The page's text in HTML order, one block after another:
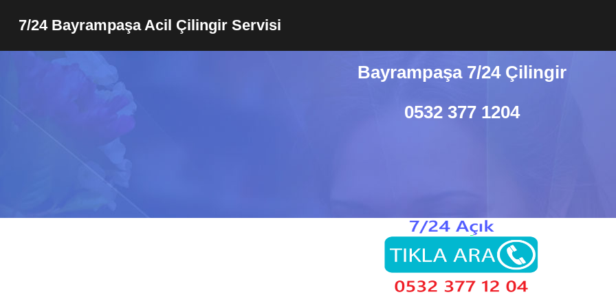
7/24 Bayrampaşa Acil Çilingir Servisi
Bayrampaşa 7/24 Çilingir
0532 377 1204